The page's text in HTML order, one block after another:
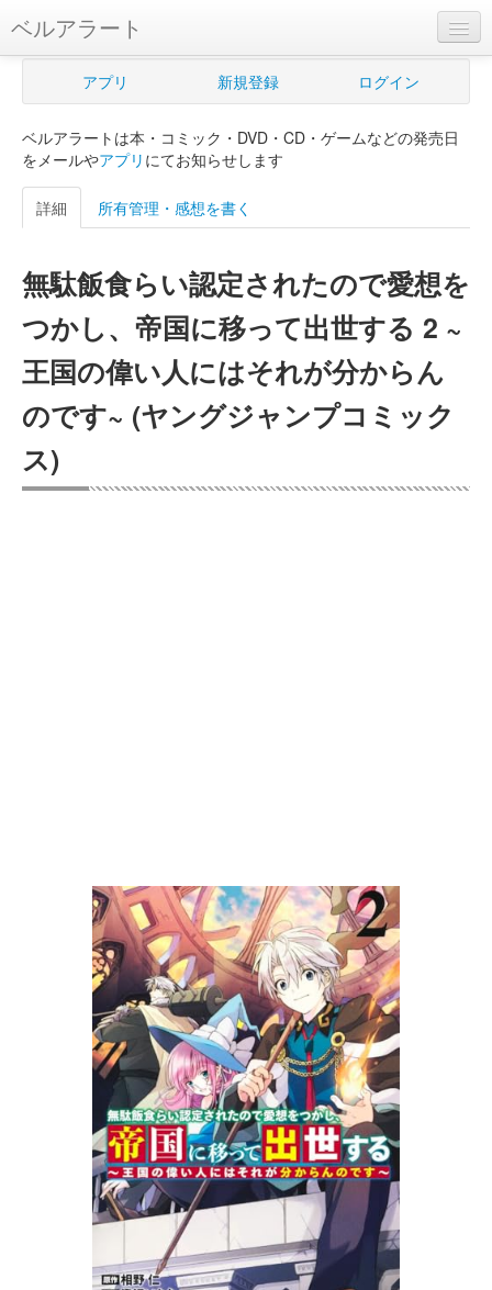
ベルアラート
ベルアラートとは
新規登録
ログイン
購入管理
Myシェルフ
プレミアム
アプリ 新規登録 ログイン
ベルアラートは本・コミック・DVD・CD・ゲームなどの発売日
をメールやアプリ にてお知らせします
詳細 所有管理・感想を書く
無駄飯食らい認定されたので愛想を
つかし、帝国に移って出世する 2 ~
王国の偉い人にはそれが分からん
のです~ (ヤングジャンプコミック
ス)